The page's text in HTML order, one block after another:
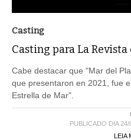
Casting para La Revista
Cabe destacar que "Mar del
que presentaron en 2021, fue
Estrella de Mar".
PUBLICADO DIA
LEIA